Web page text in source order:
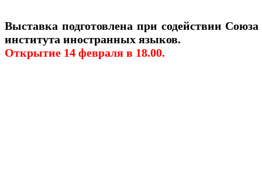
Выставка подготовлена при содействии Союза
института иностранных языков.
Открытие 14 февраля в 18.00.